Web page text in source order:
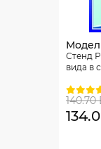
Стенд
вида в
140.70